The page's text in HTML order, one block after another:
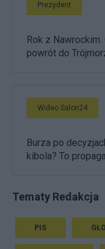
Prezydent
Rok z
powrót do
Wideo Salon24
Burza po
kibola? To
Tematy Redakcja
PIS